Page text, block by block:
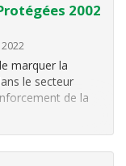
2002
marquer la
le secteur
de la